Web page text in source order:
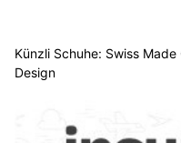
Künzli Schuhe: Swiss
Design